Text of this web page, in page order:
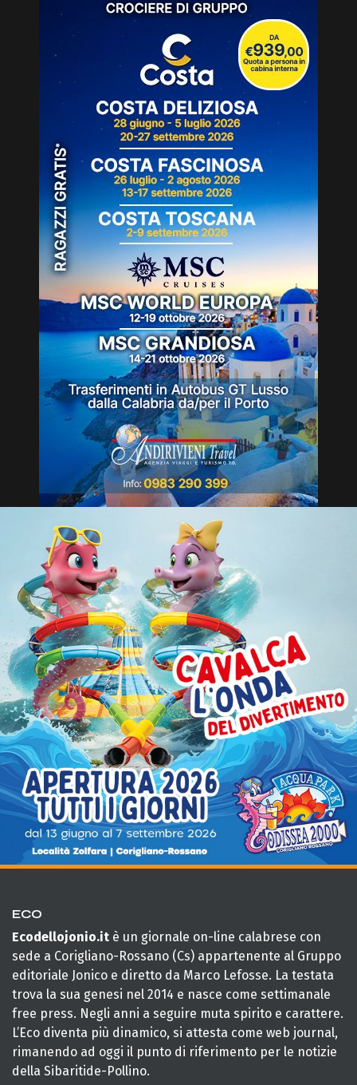
ECO
Ecodellojonio.it è un giornale on-line calabrese con
sede a Corigliano-Rossano (Cs) appartenente al Gruppo
editoriale Jonico e diretto da Marco Lefosse. La testata
trova la sua genesi nel 2014 e nasce come settimanale
free press. Negli anni a seguire muta spirito e carattere.
L’Eco diventa più dinamico, si attesta come web journal,
rimanendo ad oggi il punto di riferimento per le notizie
della Sibaritide-Pollino.